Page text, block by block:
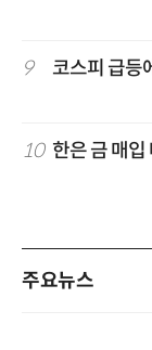
9 코스피 급등
10 한은 금 매
주요뉴스